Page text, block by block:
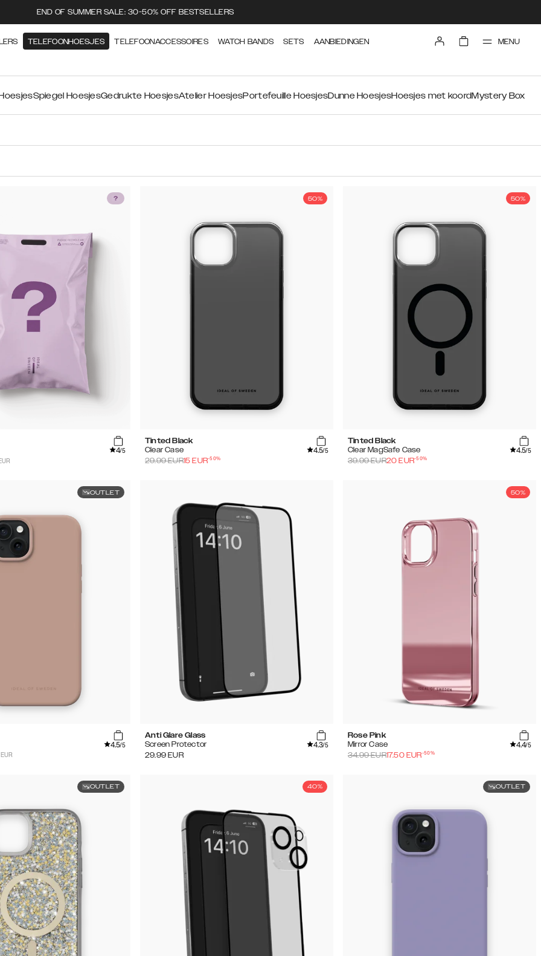
END OF SUMMER SALE: 30-50% OFF BESTSELLERS
TELEFOONHOESJES TELEFOONACCESSOIRES WATCH BANDS SETS AANBIEDINGEN MENU
Spiegel HoesjesGedrukte HoesjesAtelier HoesjesPortefeuille HoesjesDunne HoesjesHoesjes met koordMystery Box
4/5
50%
Tinted Black
Clear Case
4.5/5
29.99EUR15 EUR-50%
50%
Tinted Black
Clear MagSafe Case
4.5/5
39.99EUR20 EUR-50%
OUTLET
4.5/5
Anti Glare Glass
Screen Protector
4.3/5
29.99 EUR
50%
Rose Pink
Mirror Case
4.4/5
34.99EUR17.50 EUR-50%
OUTLET 40% OUTLET